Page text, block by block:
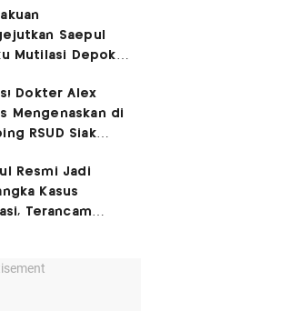
Saepul
Mutilasi Depok:
di Kontrakan
Dokter Alex
Mengenaskan di
RSUD Siak
Resmi Jadi
Kasus
Terancam